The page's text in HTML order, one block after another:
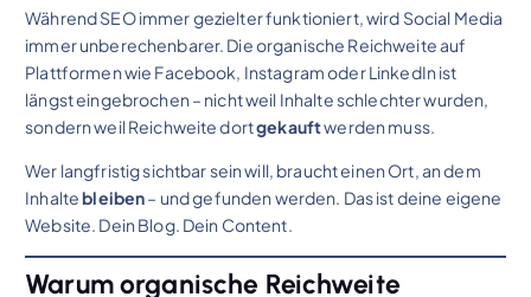
Während SEO immer gezielter funktioniert, wird Social Media
immer unberechenbarer. Die organische Reichweite auf
Plattformen wie Facebook, Instagram oder LinkedIn ist
längst eingebrochen – nicht weil Inhalte schlechter wurden,
sondern weil Reichweite dortgekauftwerden muss.
Wer langfristig sichtbar sein will, braucht einen Ort, an dem
Inhaltebleiben– und gefunden werden. Das ist deine eigene
Website. Dein Blog. Dein Content.
Warum organische Reichweite